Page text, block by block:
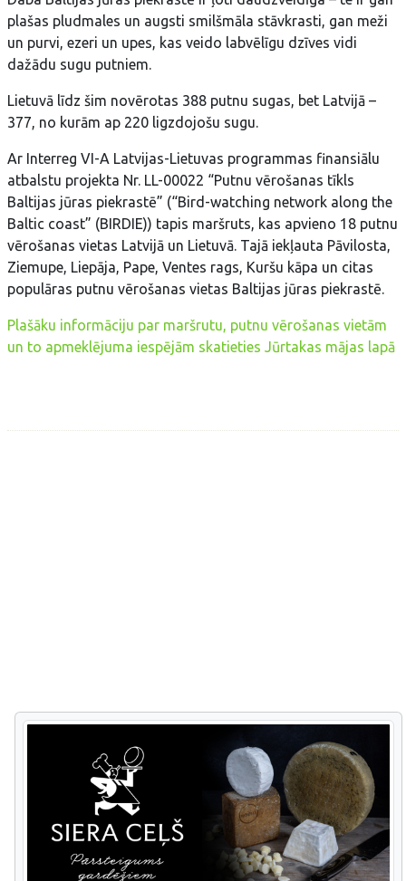
plašas pludmales un augsti smilšmāla stāvkrasti, gan meži
un purvi, ezeri un upes, kas veido labvēlīgu dzīves vidi
dažādu sugu putniem.
Lietuvā līdz šim novērotas 388 putnu sugas, bet Latvijā –
377, no kurām ap 220 ligzdojošu sugu.
Ar Interreg VI-A Latvijas-Lietuvas programmas finansiālu
atbalstu projekta Nr. LL-00022 “Putnu vērošanas tīkls
Baltijas jūras piekrastē” (“Bird-watching network along the
Baltic coast” (BIRDIE)) tapis maršruts, kas apvieno 18 putnu
vērošanas vietas Latvijā un Lietuvā. Tajā iekļauta Pāvilosta,
Ziemupe, Liepāja, Pape, Ventes rags, Kuršu kāpa un citas
populāras putnu vērošanas vietas Baltijas jūras piekrastē.
Plašāku informāciju par maršrutu, putnu vērošanas vietām
un to apmeklējuma iespējām skatieties Jūrtakas mājas lapā